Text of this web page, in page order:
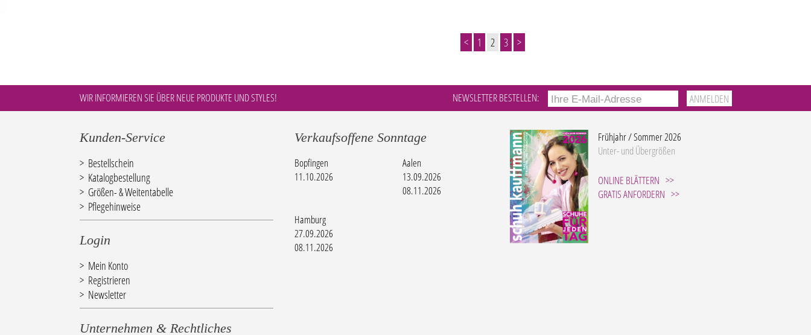
< 1 2 3 >
WIR INFORMIEREN SIE ÜBER NEUE PRODUKTE UND STYLES! NEWSLETTER BESTELLEN:
Kunden-Service
Bestellschein
Katalogbestellung
Größen- & Weitentabelle
Pflegehinweise
Login
Mein Konto
Registrieren
Newsletter
Unternehmen & Rechtliches
Verkaufsoffene Sonntage
Bopfingen
11.10.2026
Aalen
13.09.2026
08.11.2026
Hamburg
27.09.2026
08.11.2026
Frühjahr / Sommer 2026
Unter- und Übergrößen
ONLINE BLÄTTERN
GRATIS ANFORDERN